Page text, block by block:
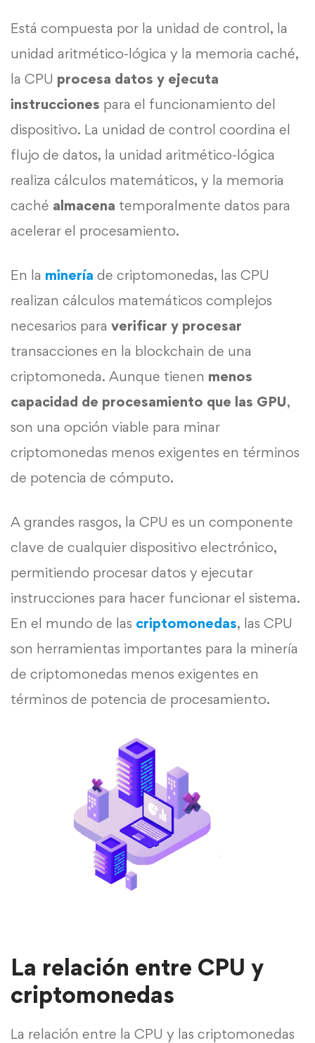
Está compuesta por la unidad de control, la
unidad aritmético-lógica y la memoria caché,
la CPU procesa datos y ejecuta
instrucciones para el funcionamiento del
dispositivo. La unidad de control coordina el
flujo de datos, la unidad aritmético-lógica
realiza cálculos matemáticos, y la memoria
caché almacena temporalmente datos para
acelerar el procesamiento.
En la minería de criptomonedas, las CPU
realizan cálculos matemáticos complejos
necesarios para verificar y procesar
transacciones en la blockchain de una
criptomoneda. Aunque tienen menos
capacidad de procesamiento que las GPU,
son una opción viable para minar
criptomonedas menos exigentes en términos
de potencia de cómputo.
A grandes rasgos, la CPU es un componente
clave de cualquier dispositivo electrónico,
permitiendo procesar datos y ejecutar
instrucciones para hacer funcionar el sistema.
En el mundo de las criptomonedas, las CPU
son herramientas importantes para la minería
de criptomonedas menos exigentes en
términos de potencia de procesamiento.
La relación entre CPU y
criptomonedas
La relación entre la CPU y las criptomonedas